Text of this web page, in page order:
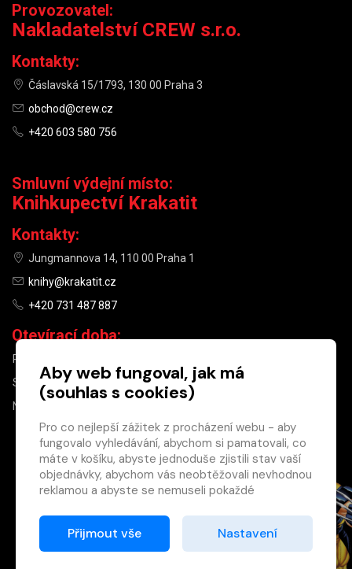
×
Máte u nás již
registrovaný
účet?
Registrací získáte slevu
na zboží ve výši 15 %
Provozovatel:
Nakladatelství CREW s.r.o.
Kontakty:
Čáslavská 15/1793, 130 00 Praha 3
obchod@crew.cz
+420 603 580 756
Smluvní výdejní místo:
Knihkupectví Krakatit
Kontakty:
Jungmannova 14, 110 00 Praha 1
knihy@krakatit.cz
+420 731 487 887
Otevírací doba:
PO–PÁ
SO
10:00–13:00
NE
Aby web fungoval, jak má
(souhlas s cookies)
Pro co nejlepší zážitek z procházení webu - aby
fungovalo vyhledávání, abychom si pamatovali, co
máte v košíku, abyste jednoduše zjistili stav vaší
objednávky, abychom vás neobtěžovali nevhodnou
reklamou a abyste se nemuseli pokaždé
Proto od vás potřebujeme souhlas se
zpracováním souborů cookies
Přijmout vše Nastavení